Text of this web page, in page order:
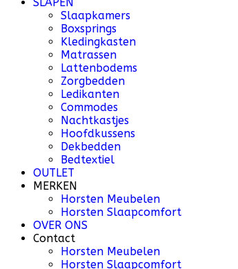
Slaapkamers
Boxsprings
Kledingkasten
Matrassen
Lattenbodems
Zorgbedden
Ledikanten
Commodes
Nachtkastjes
Hoofdkussens
Dekbedden
Bedtextiel
OUTLET
MERKEN
Horsten Meubelen
Horsten Slaapcomfort
OVER ONS
Contact
Horsten Meubelen
Horsten Slaapcomfort